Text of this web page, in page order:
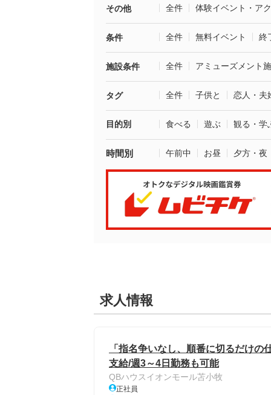
その他 全件 体験イベント・ア
条件 全件 無料イベント 終
施設条件 全件 アミューズメント
タグ 全件 子供と 恋人・夫
目的別 食べる 遊ぶ 観る・学
時間別 午前中 お昼 夕方・夜
求人情報
「指名争いなし、順番に切るだけ
支給/週3～4日勤務も可能
QBハウスイオンモール苫小牧
正社員